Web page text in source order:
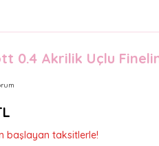
0.4 Akrilik Uçlu
başlayan taksitlerle!